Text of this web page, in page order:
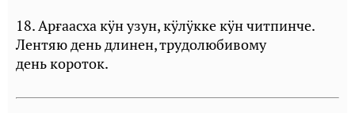
18. Арғаасха кÿн узун, кÿлÿкке кÿн читпинче.
Лентяю день длинен, трудолюбивому
день короток.